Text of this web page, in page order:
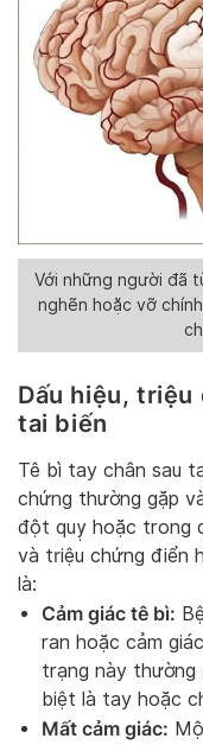
Với những người đã
nghẽn hoặc vỡ
Dấu hiệu,
tai biến
Tê bì tay chân sau
chứng thường gặp
đột quỵ hoặc trong
và triệu chứng điển
là:
Cảm giác tê bì:
ran hoặc cảm
trạng này thường
biệt là tay hoặc
Mất cảm giác: